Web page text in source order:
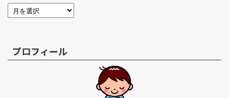
プロフィール